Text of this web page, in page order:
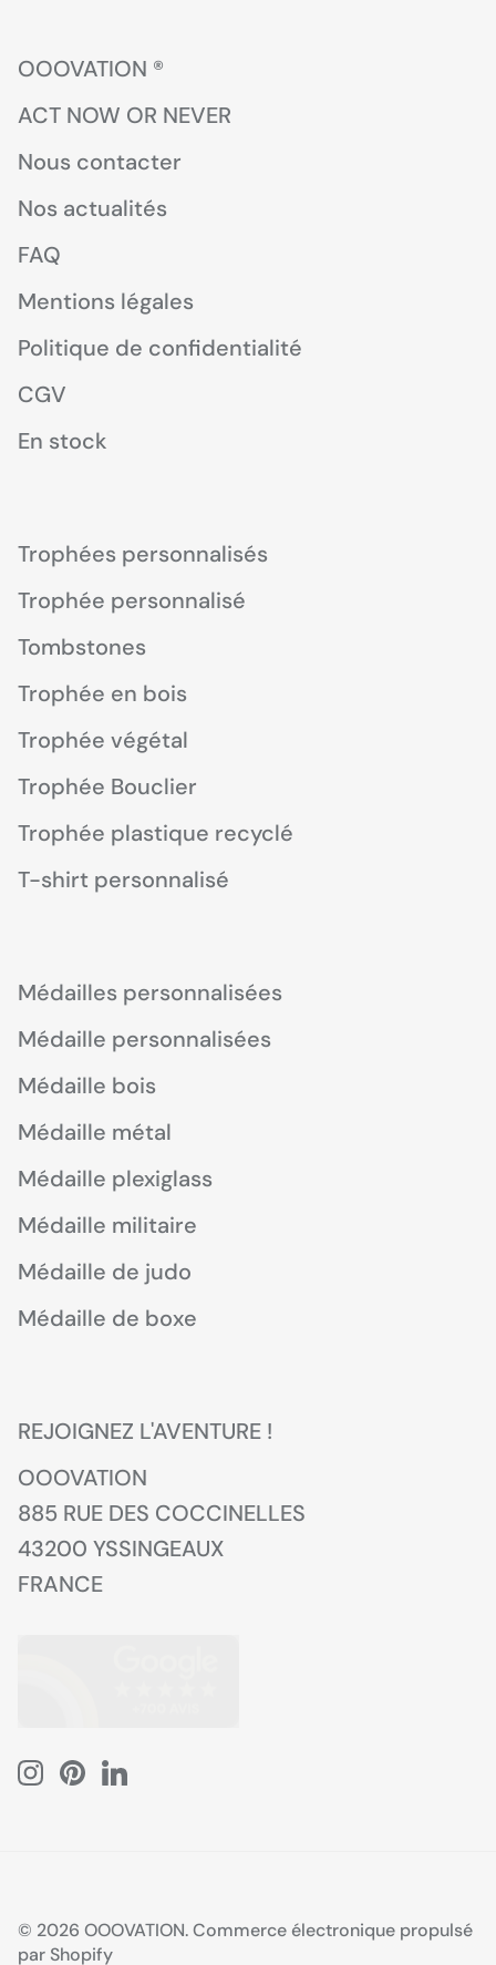
OOOVATION ®
ACT NOW OR NEVER
Nous contacter
Nos actualités
FAQ
Mentions légales
Politique de confidentialité
CGV
En stock
Trophées personnalisés
Trophée personnalisé
Tombstones
Trophée en bois
Trophée végétal
Trophée Bouclier
Trophée plastique recyclé
T-shirt personnalisé
Médailles personnalisées
Médaille personnalisées
Médaille bois
Médaille métal
Médaille plexiglass
Médaille militaire
Médaille de judo
Médaille de boxe
REJOIGNEZ L'AVENTURE !
OOOVATION
885 RUE DES COCCINELLES
43200 YSSINGEAUX
FRANCE
© 2026 OOOVATION.Commerce électronique propulsé
par Shopify